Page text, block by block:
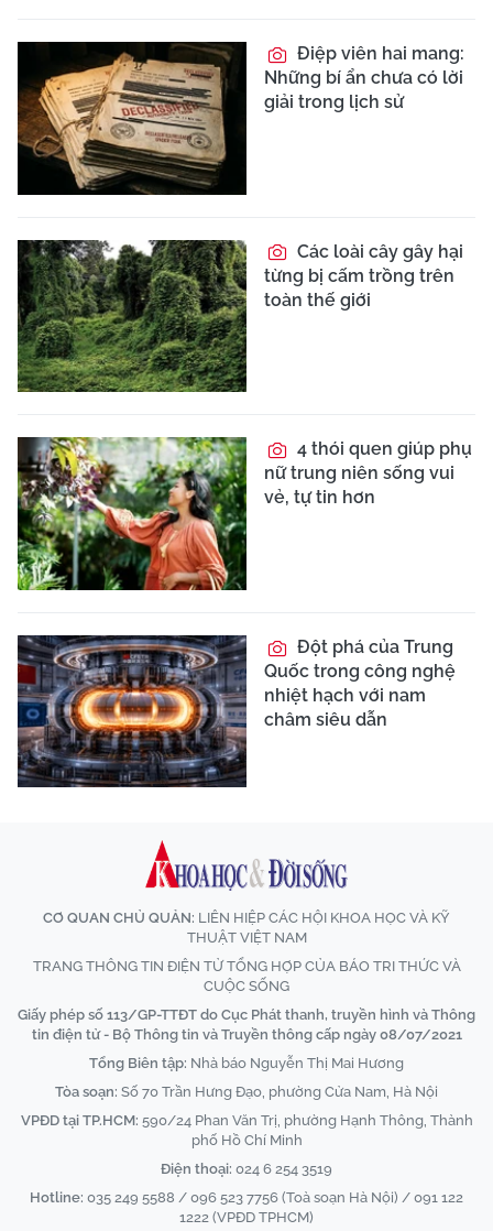
Điệp viên hai mang:
Những bí ẩn chưa có lời
giải trong lịch sử
Các loài cây gây hại
từng bị cấm trồng trên
toàn thế giới
4 thói quen giúp phụ
nữ trung niên sống vui
vẻ, tự tin hơn
Đột phá của Trung
Quốc trong công nghệ
nhiệt hạch với nam
châm siêu dẫn
CƠ QUAN CHỦ QUẢN: LIÊN HIỆP CÁC HỘI KHOA HỌC VÀ KỸ
THUẬT VIỆT NAM
TRANG THÔNG TIN ĐIỆN TỬ TỔNG HỢP CỦA BÁO TRI THỨC VÀ
CUỘC SỐNG
Giấy phép số 113/GP-TTĐT do Cục Phát thanh, truyền hình và Thông
tin điện tử - Bộ Thông tin và Truyền thông cấp ngày 08/07/2021
Tổng Biên tập: Nhà báo Nguyễn Thị Mai Hương
Tòa soạn: Số 70 Trần Hưng Đạo, phường Cửa Nam, Hà Nội
VPĐD tại TP.HCM: 590/24 Phan Văn Trị, phường Hạnh Thông, Thành
phố Hồ Chí Minh
Điện thoại: 024 6 254 3519
Hotline: 035 249 5588 / 096 523 7756 (Toà soạn Hà Nội) / 091 122
1222 (VPĐD TPHCM)